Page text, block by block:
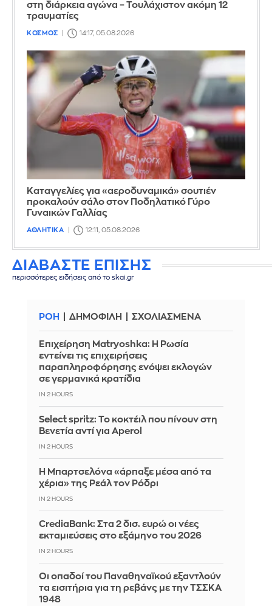
στη διάρκεια αγώνα – Τουλάχιστον ακόμη 12
τραυματίες
ΚΟΣΜΟΣ 14:17, 05.08.2026
Καταγγελίες για «αεροδυναμικά» σουτιέν
προκαλούν σάλο στον Ποδηλατικό Γύρο
Γυναικών Γαλλίας
ΑΘΛΗΤΙΚΑ 12:11, 05.08.2026
ΔΙΑΒΑΣΤΕ ΕΠΙΣΗΣ
περισσότερες ειδήσεις από το skai.gr
ΡΟΗ ΔΗΜΟΦΙΛΗ ΣΧΟΛΙΑΣΜΕΝΑ
Επιχείρηση Matryoshka: Η Ρωσία
εντείνει τις επιχειρήσεις
παραπληροφόρησης ενόψει εκλογών
σε γερμανικά κρατίδια
IN 2 HOURS
Select spritz: Το κοκτέιλ που πίνουν στη
Βενετία αντί για Aperol
IN 2 HOURS
Η Μπαρτσελόνα «άρπαξε μέσα από τα
χέρια» της Ρεάλ τον Ρόδρι
IN 2 HOURS
CrediaBank: Στα 2 δισ. ευρώ οι νέες
εκταμιεύσεις στο εξάμηνο του 2026
IN 2 HOURS
Οι οπαδοί του Παναθηναϊκού εξαντλούν
τα εισιτήρια για τη ρεβάνς με την ΤΣΣΚΑ
1948